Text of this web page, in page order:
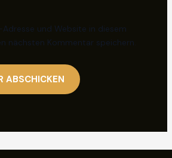
und Website in diesem
nächsten Kommentar speichern.